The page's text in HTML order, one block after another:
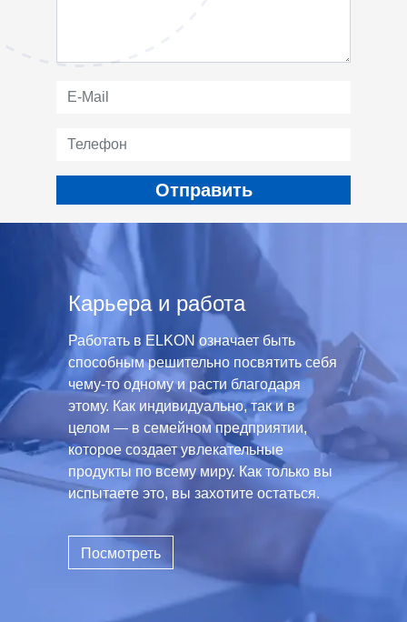
Карьера и работа
Работать в ELKON означает быть
способным решительно посвятить себя
чему-то одному и расти благодаря
этому. Как индивидуально, так и в
целом — в семейном предприятии,
которое создает увлекательные
продукты по всему миру. Как только вы
испытаете это, вы захотите остаться.
Посмотреть